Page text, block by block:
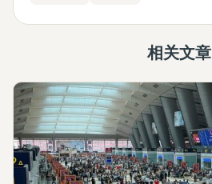
相关文章